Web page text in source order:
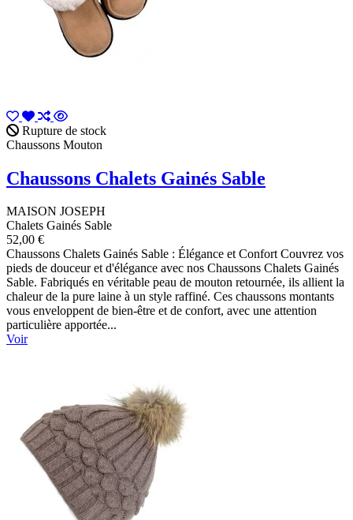
Rupture de stock
Chaussons Mouton
Chaussons Chalets Gainés Sable
MAISON JOSEPH
Chalets Gainés Sable
52,00 €
Chaussons Chalets Gainés Sable : Élégance et Confort Couvrez vos
pieds de douceur et d'élégance avec nos Chaussons Chalets Gainés
Sable. Fabriqués en véritable peau de mouton retournée, ils allient la
chaleur de la pure laine à un style raffiné. Ces chaussons montants
vous enveloppent de bien-être et de confort, avec une attention
particulière apportée...
Voir